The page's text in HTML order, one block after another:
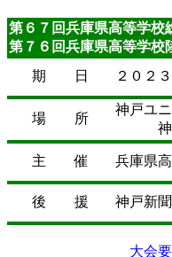
第６７回兵庫県高等学校
第７６回兵庫県高等学校
期 日
２０２
場 所
神戸ユ
神戸
主 催 兵庫県
後 援 神戸新
大会